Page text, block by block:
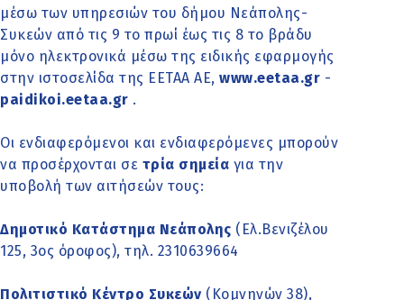
μέσω των υπηρεσιών του δήμου Νεάπολης-
Συκεών από τις 9 το πρωί έως τις 8 το βράδυ
μόνο ηλεκτρονικά μέσω της ειδικής εφαρμογής
στην ιστοσελίδα της ΕΕΤΑΑ ΑΕ, www.eetaa.gr -
paidikoi.eetaa.gr .
Οι ενδιαφερόμενοι και ενδιαφερόμενες μπορούν
να προσέρχονται σε τρία σημεία για την
υποβολή των αιτήσεών τους:
Δημοτικό Κατάστημα Νεάπολης (Ελ.Βενιζέλου
125, 3ος όροφος), τηλ. 2310639664
Πολιτιστικό Κέντρο Συκεών (Κομνηνών 38),